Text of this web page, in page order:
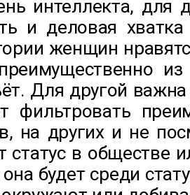
интеллекта, для
и деловая
женщин
Для другой
фильтровать
на других и не
статус в обществе
будет среди